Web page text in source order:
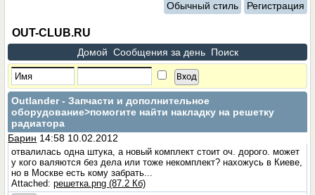
Обычный стиль Регистрация
OUT-CLUB.RU
Домой Сообщения за день Поиск
Outlander - Запчасти и дополнительное
оборудование>помогите найти накладку на решетку
радиатора
Барин 14:58 10.02.2012
отвалилась одна штука, а новый комплект стоит оч. дорого. может
у кого валяются без дела или тоже некомплект? нахожусь в Киеве,
но в Москве есть кому забрать...
Attached:решетка.png (87.2 Кб)